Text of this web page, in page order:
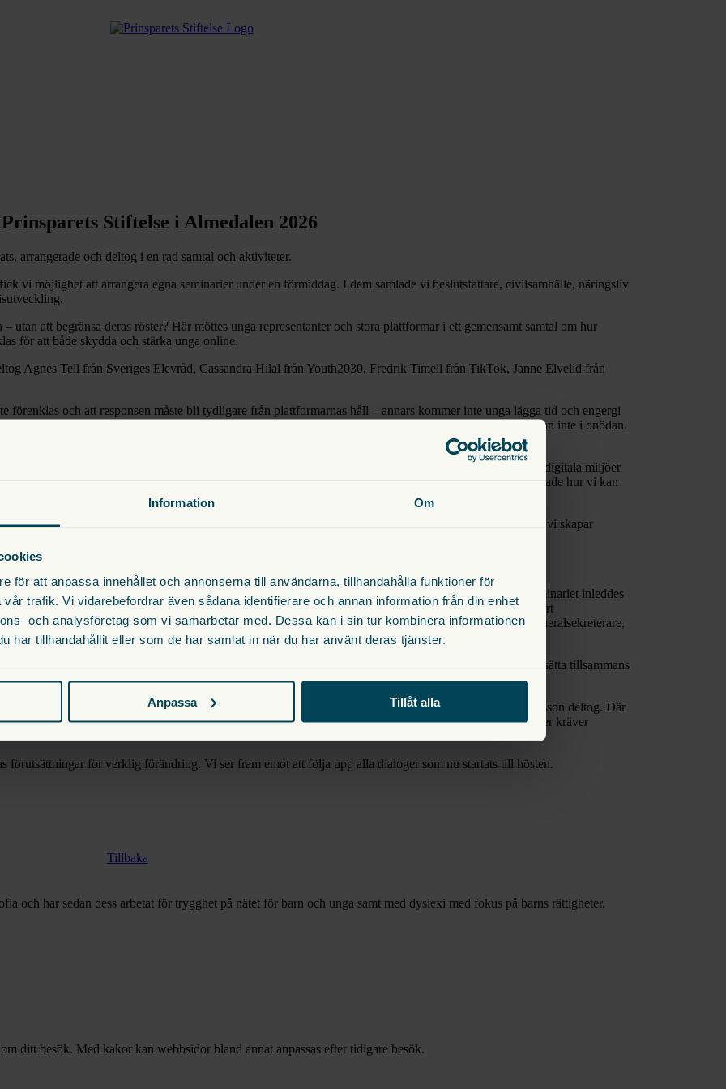
Information Om
för att anpassa innehållet och annonserna till användarna, tillhandahålla funktioner för
trafik. Vi vidarebefordrar även sådana identifierare och annan information från din enhet
och analysföretag som vi samarbetar med. Dessa kan i sin tur kombinera informationen
har tillhandahållit eller som de har samlat in när du har använt deras tjänster.
Anpassa Tillåt alla
Stiftelse i Almedalen 2026
arrangerade och deltog i en rad samtal och aktiviteter.
vi möjlighet att arrangera egna seminarier under en förmiddag. I dem samlade vi beslutsfattare, civilsamhälle, näringsliv
att begränsa deras röster? Här möttes unga representanter och stora plattformar i ett gemensamt samtal om hur
för att både skydda och stärka unga online.
Agnes Tell från Sveriges Elevråd, Cassandra Hilal från Youth2030, Fredrik Timell från TikTok, Janne Elvelid från
förenklas och att responsen måste bli tydligare från plattformarnas håll – annars kommer inte unga lägga tid och engergi
särskilt att även om ett anmält inlägg inte i stunden bryter mot plattformens riktlinjer, så är en anmälan inte i onödan.
förändras.
Foundation där vi pratade om hur gapet i kunskap mellan barn och vuxna när det kommer till ungas digitala miljöer
Group hos Dataspelsbranschen, där vi pratade om vårt samarbete Tryggare spelvärldar, och diskuterade hur vi kan
säkerställer barn och ungas trygghet.
tillsammans med bland andra myndigheter, civilsamhälle och plattformar, där fokus låg på dels hur vi skapar
inskränker deras rättigheter.
alla barn får rätt stöd i tid, och vad som krävs för en mer likvärdig och evidensbaserad undervisning. Seminariet inleddes
Ann-Charlotte Gavelin Rydman, Förbundsordförande, Sveriges skolledare Gustav Blix, Policyexpert
och doktorand i språkdidaktik, Stockholm stad Samtalet modererades av Lovisa Fhager Logothetis, generalsekreterare,
i lärarutbildningarna, för att kunna säkerställa jämlikhet landet över – ett samtal vi ser fram emot att fortsätta tillsammans
i ett seminarium om barns rätt till hjälpmedel där vår verksamhetschef inom dyslexiområdet Micaela Jonsson deltog. Där
Almedalsveckan visar tydligt att arbetet med trygghet på nätet och för dyslexi och barns rättigheter kräver
förutsättningar för verklig förändring. Vi ser fram emot att följa upp alla dialoger som nu startats till hösten.
Tillbaka
och har sedan dess arbetat för trygghet på nätet för barn och unga samt med dyslexi med fokus på barns rättigheter.
ditt besök. Med kakor kan webbsidor bland annat anpassas efter tidigare besök.